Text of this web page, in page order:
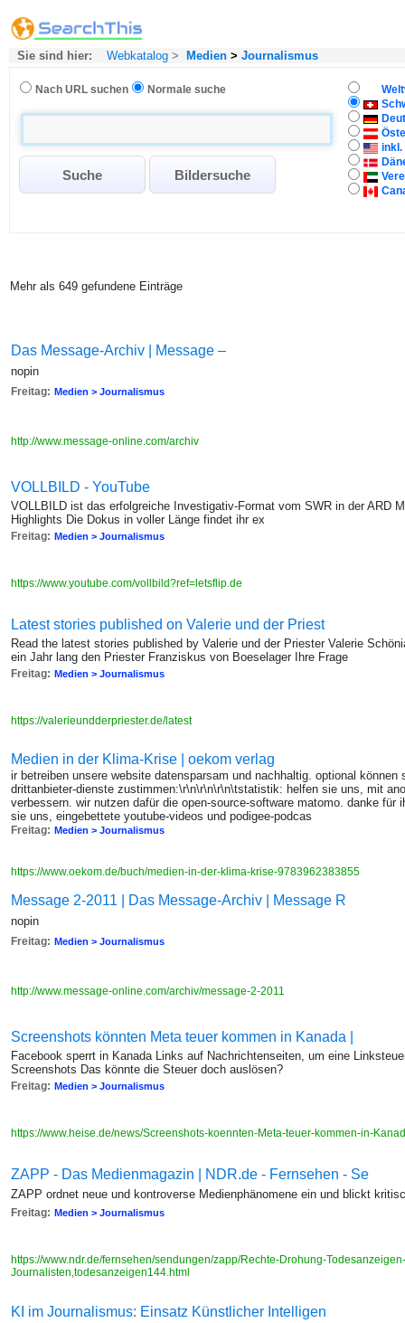
Sie sind hier: Webkatalog > Medien > Journalismus
Nach URL suchen Normale suche
inkl.
Mehr als 649 gefundene Einträge
Das Message-Archiv | Message –
nopin
Freitag: Medien > Journalismus
http://www.message-online.com/archiv
VOLLBILD - YouTube
VOLLBILD ist das erfolgreiche Investigativ-Format vom SWR in der ARD
Highlights Die Dokus in voller Länge findet ihr ex
Freitag: Medien > Journalismus
https://www.youtube.com/vollbild?ref=letsflip.de
Latest stories published on Valerie und der Priest
Read the latest stories published by Valerie und der Priester Valerie
ein Jahr lang den Priester Franziskus von Boeselager Ihre Frage
Freitag: Medien > Journalismus
https://valerieundderpriester.de/latest
Medien in der Klima-Krise | oekom verlag
ir betreiben unsere website datensparsam und nachhaltig. optional
drittanbieter-dienste zustimmen:\r\n\r\n\r\n\tstatistik: helfen sie uns, mit
verbessern. wir nutzen dafür die open-source-software matomo. danke für
sie uns, eingebettete youtube-videos und podigee-podcas
Freitag: Medien > Journalismus
https://www.oekom.de/buch/medien-in-der-klima-krise-9783962383855
Message 2-2011 | Das Message-Archiv | Message R
nopin
Freitag: Medien > Journalismus
http://www.message-online.com/archiv/message-2-2011
Screenshots könnten Meta teuer kommen in Kanada |
Facebook sperrt in Kanada Links auf Nachrichtenseiten, um eine
Screenshots Das könnte die Steuer doch auslösen?
Freitag: Medien > Journalismus
https://www.heise.de/news/Screenshots-koennten-Meta-teuer-kommen-in-
ZAPP - Das Medienmagazin | NDR.de - Fernsehen - Se
ZAPP ordnet neue und kontroverse Medienphänomene ein und blickt
Freitag: Medien > Journalismus
https://www.ndr.de/fernsehen/sendungen/zapp/Rechte-Drohung-
Journalisten,todesanzeigen144.html
KI im Journalismus: Einsatz Künstlicher Intelligen